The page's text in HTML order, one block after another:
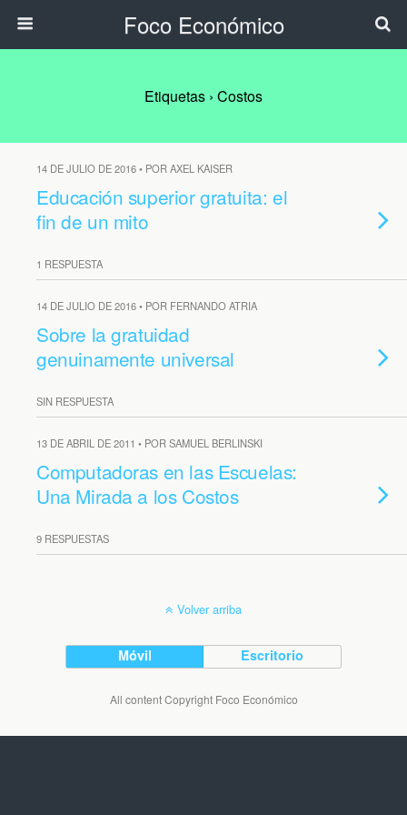
Foco Económico
Etiquetas › Costos
14 DE JULIO DE 2016 • POR AXEL KAISER
Educación superior gratuita: el
fin de un mito
1 RESPUESTA
14 DE JULIO DE 2016 • POR FERNANDO ATRIA
Sobre la gratuidad
genuinamente universal
SIN RESPUESTA
13 DE ABRIL DE 2011 • POR SAMUEL BERLINSKI
Computadoras en las Escuelas:
Una Mirada a los Costos
9 RESPUESTAS
Volver arriba
Móvil Escritorio
All content Copyright Foco Económico